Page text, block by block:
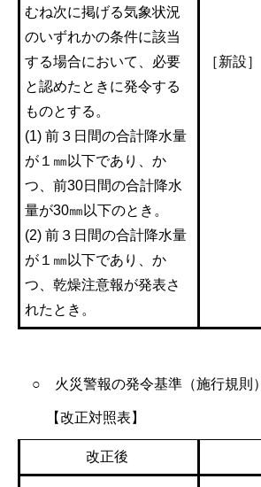
むね次に掲げる気象状況
のいずれかの条件に該当
する場合において、必要
と認めたときに発令する
ものとする。
(1) 前３日間の合計降水量
が１㎜以下であり、か
つ、前30日間の合計降水
量が30㎜以下のとき。
(2) 前３日間の合計降水量
が１㎜以下であり、か
つ、乾燥注意報が発表さ
れたとき。
［新設］
○ 火災警報の発令基準（施行規則）
【改正対照表】
改正後